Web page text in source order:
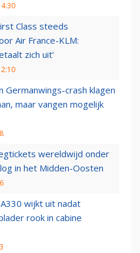
Class steeds
Air France-KLM:
zich uit’
Germanwings-crash klagen
maar vangen mogelijk
wereldwijd onder
in het Midden-Oosten
A330 wijkt uit nadat
rook in cabine